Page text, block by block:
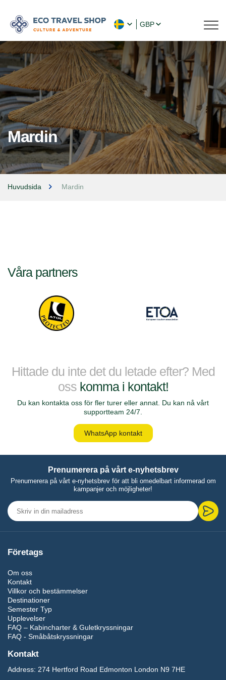
GBP
Mardin
Huvudsida Mardin
Våra partners
Hittade du inte det du letade efter? Med
oss komma i kontakt!
Du kan kontakta oss för fler turer eller annat. Du kan nå vårt
supportteam 24/7.
WhatsApp kontakt
Prenumerera på vårt e-nyhetsbrev
Prenumerera på vårt e-nyhetsbrev för att bli omedelbart informerad om
kampanjer och möjligheter!
Företags
Om oss
Kontakt
Villkor och bestämmelser
Destinationer
Semester Typ
Upplevelser
FAQ – Kabincharter & Guletkryssningar
FAQ - Småbåtskryssningar
Kontakt
Address: 274 Hertford Road Edmonton London N9 7HE